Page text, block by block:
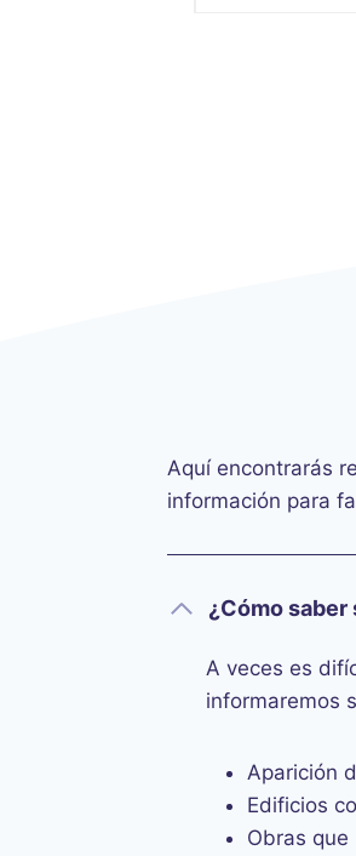
Aquí encontrarás
información para
¿Cómo
A veces es
informaremos
Aparición
Edificios
Obras